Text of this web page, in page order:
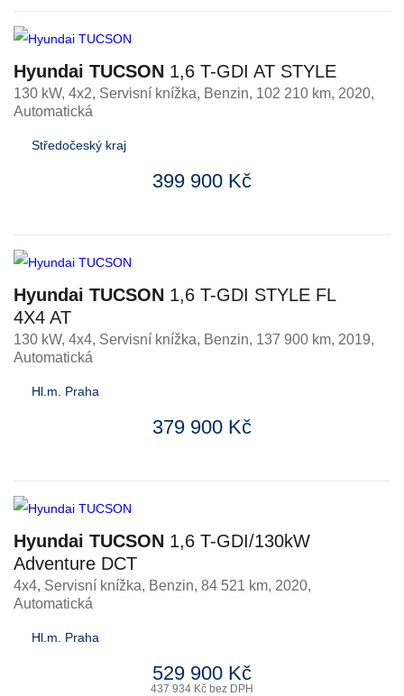
Hyundai TUCSON 1,6 T-GDI AT STYLE
130 kW, 4x2, Servisní knížka, Benzin, 102 210 km, 2020,
Automatická
Středočeský kraj
399 900 Kč
Hyundai TUCSON 1,6 T-GDI STYLE FL
4X4 AT
130 kW, 4x4, Servisní knížka, Benzin, 137 900 km, 2019,
Automatická
Hl.m. Praha
379 900 Kč
Hyundai TUCSON 1,6 T-GDI/130kW
Adventure DCT
4x4, Servisní knížka, Benzin, 84 521 km, 2020,
Automatická
Hl.m. Praha
529 900 Kč
437 934 Kč bez DPH